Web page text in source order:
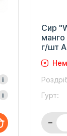
i
i
Сир
манго
г/шт
Гурт: